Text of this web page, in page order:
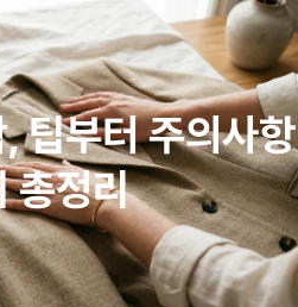
팁부터 주의사항
총정리